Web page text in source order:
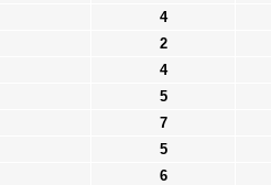
4
2
4
5
7
5
6